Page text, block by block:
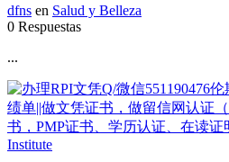
dfns en Salud y Belleza
0 Respuestas
...